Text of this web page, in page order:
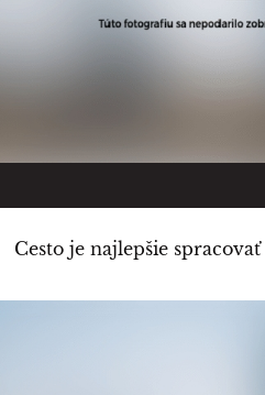
Cesto je najlepšie